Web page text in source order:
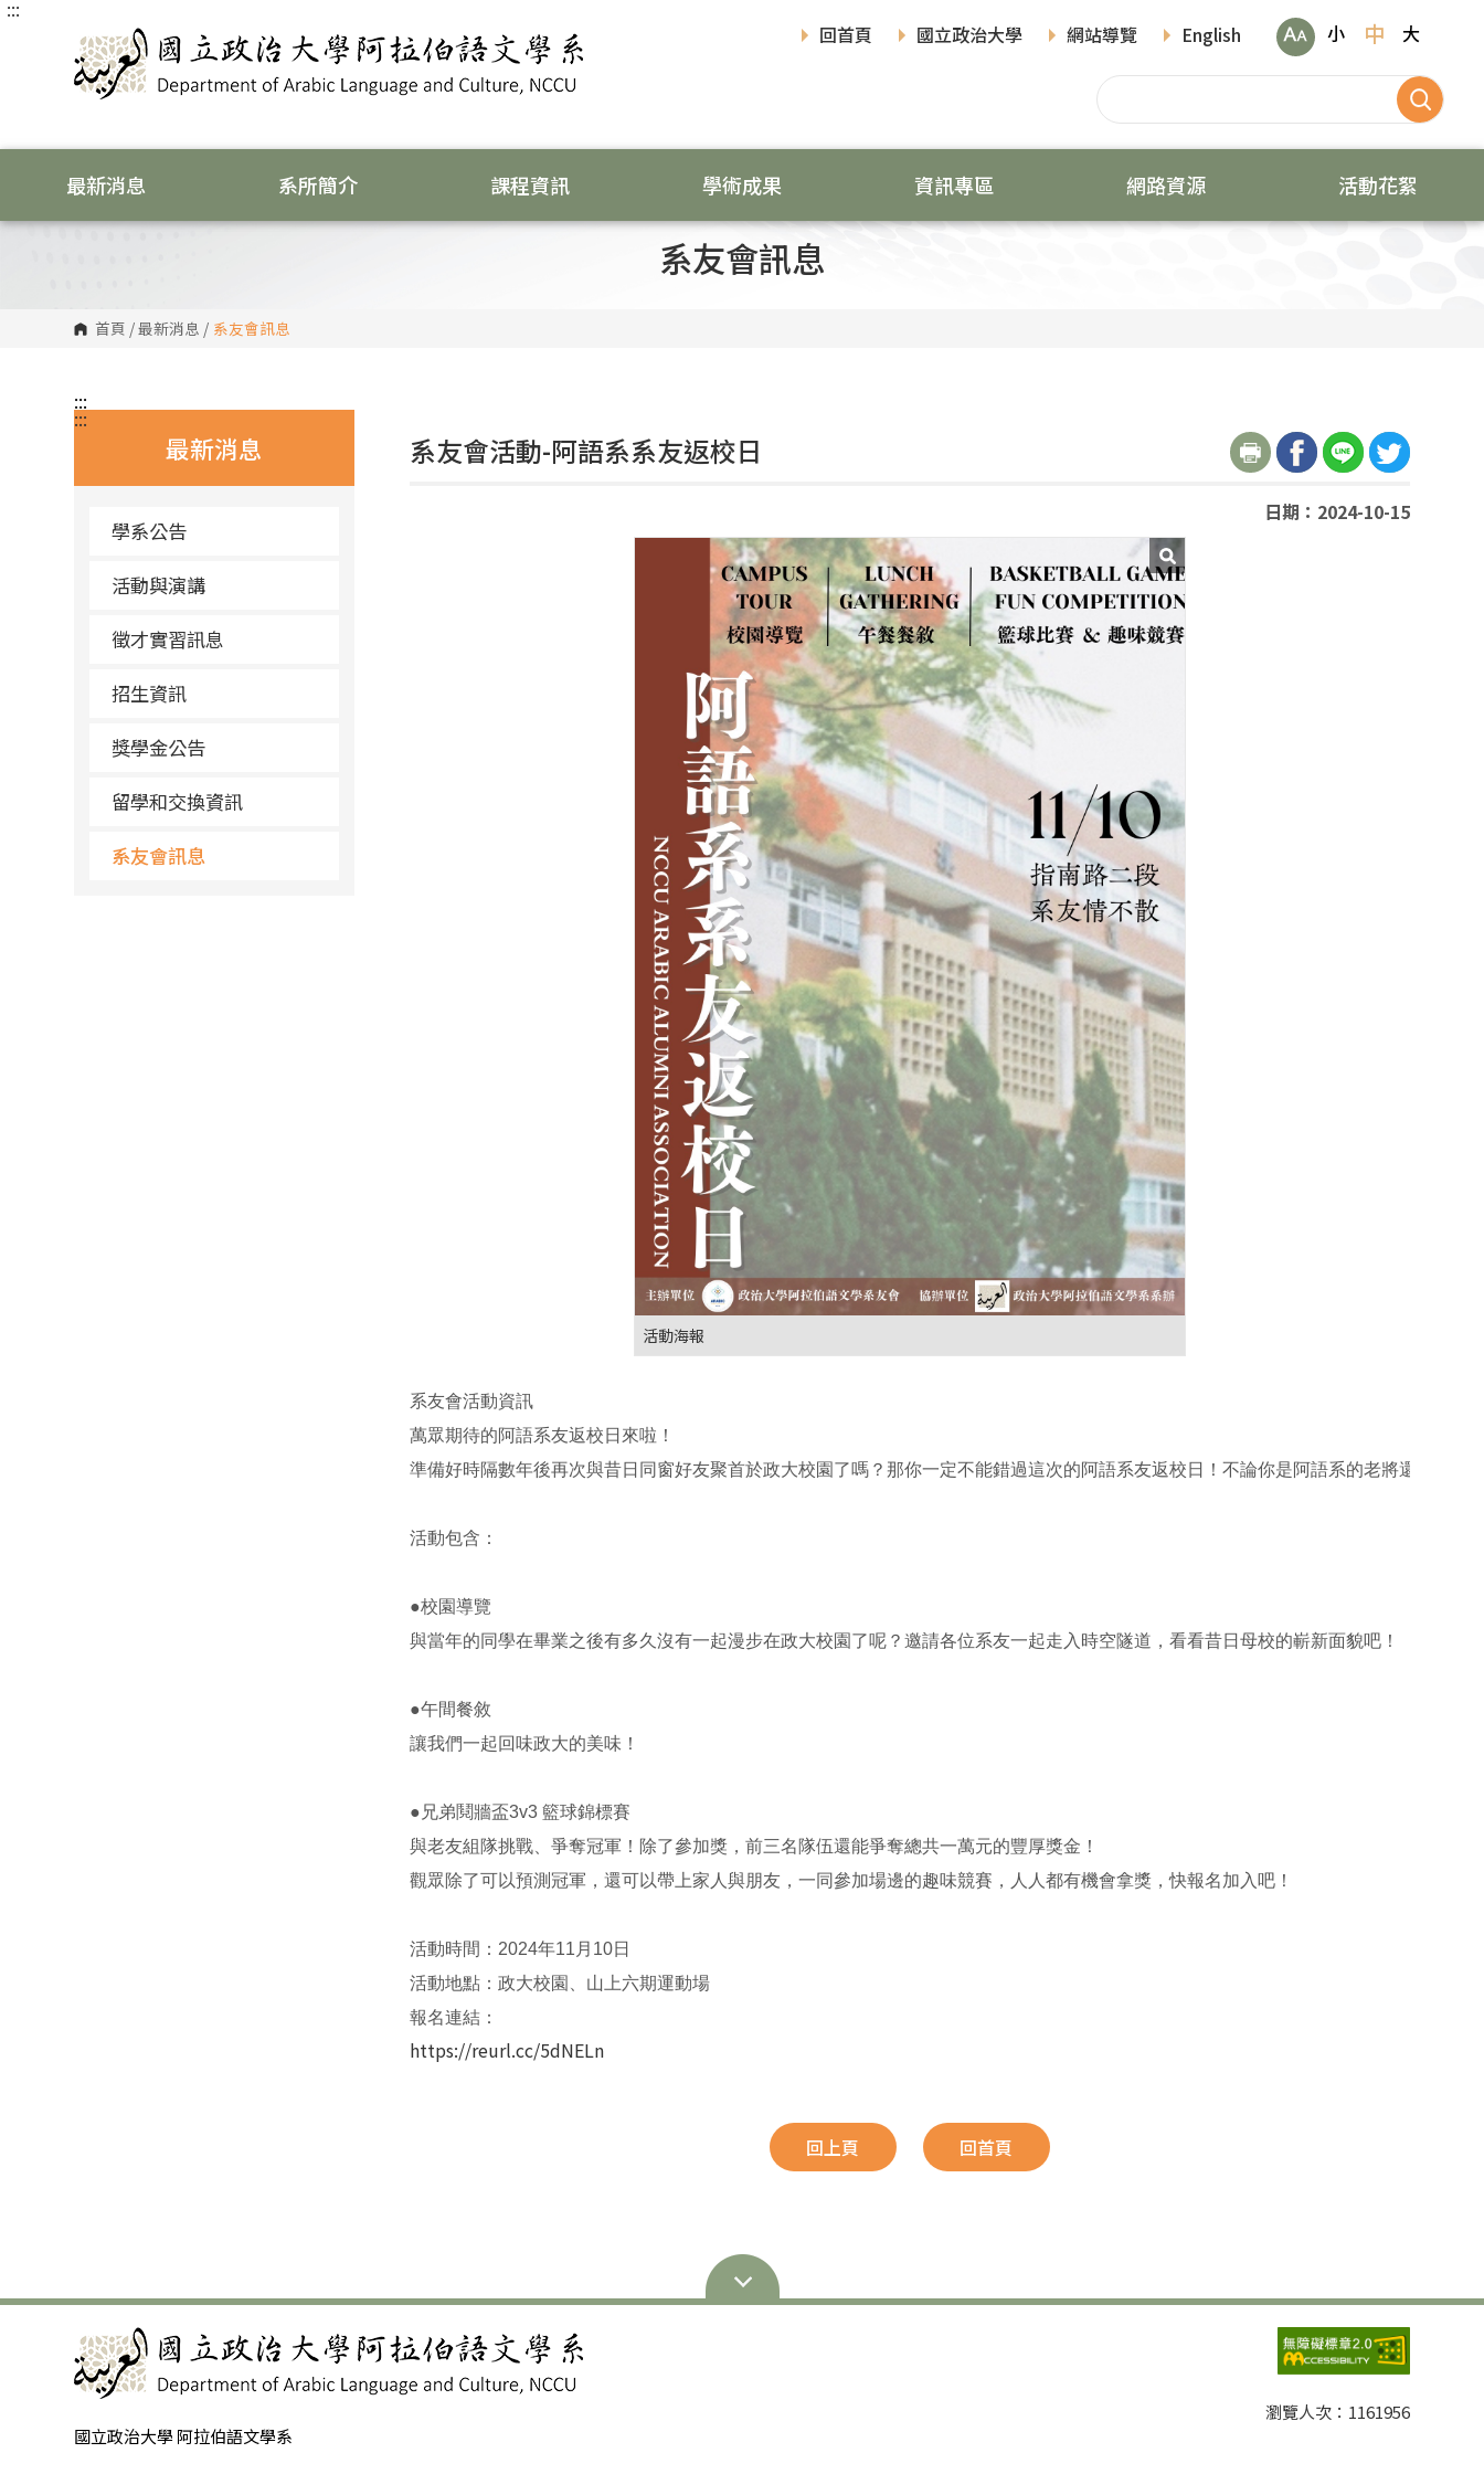
跳
:::
回首頁
國立政治大學 網站導覽 English 小 中 大
最新消息 系所簡介 課程資訊 學術成果 資訊專區 網路資源 活動花絮
系友會訊息
首頁 /最新消息 / 系友會訊息
:::
最新消息
學系公告
活動與演講
徵才實習訊息
招生資訊
獎學金公告
留學和交換資訊
系友會訊息
:::
系友會活動-阿語系系友返校日
日期：2024-10-15
活動海報
系友會活動資訊
萬眾期待的阿語系友返校日來啦！
準備好時隔數年後再次與昔日同窗好友聚首於政大校園了嗎？那你一定不能錯過這次的阿語系友返校日！不論你是阿語系的老將還是新秀
活動包含：
●校園導覽
與當年的同學在畢業之後有多久沒有一起漫步在政大校園了呢？邀請各位系友一起走入時空隧道，看看昔日母校的嶄新面貌吧！
●午間餐敘
讓我們一起回味政大的美味！
●兄弟鬩牆盃3v3 籃球錦標賽
與老友組隊挑戰、爭奪冠軍！除了參加獎，前三名隊伍還能爭奪總共一萬元的豐厚獎金！
觀眾除了可以預測冠軍，還可以帶上家人與朋友，一同參加場邊的趣味競賽，人人都有機會拿獎，快報名加入吧！
活動時間：2024年11月10日
活動地點：政大校園、山上六期運動場
報名連結：
https://reurl.cc/5dNELn
回上頁 回首頁
國立政治大學 阿拉伯語文學系
瀏覽人次： 1161956